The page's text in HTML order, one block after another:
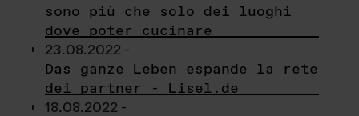
sono più che solo dei luoghi
dove poter cucinare
23.08.2022 -
Das ganze Leben espande la rete
dei partner - Lisel.de
18.08.2022 -